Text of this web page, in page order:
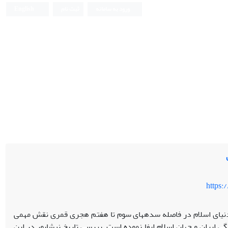
نیشابور به عنوان یکی از کلانشهرهای دنیای اسلام در فاصله سده‎های سوم تا هفتم هجری قمری نقش مهمی